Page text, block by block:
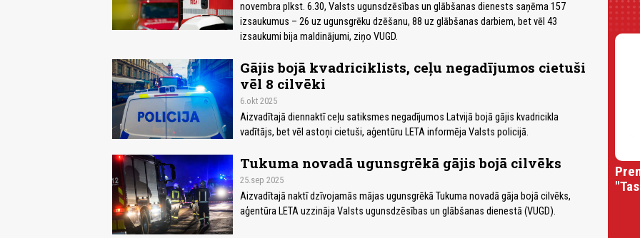
novembra plkst. 6.30, Valsts ugunsdzēsības un glābšanas dienests saņēma 157
izsaukumus – 26 uz ugunsgrēku dzēšanu, 88 uz glābšanas darbiem, bet vēl 43
izsaukumi bija maldinājumi, ziņo VUGD.
Gājis bojā kvadriciklists, ceļu negadījumos cietuši
vēl 8 cilvēki
6.okt 2025
Aizvadītajā diennaktī ceļu satiksmes negadījumos Latvijā bojā gājis kvadricikla
vadītājs, bet vēl astoņi cietuši, aģentūru LETA informēja Valsts policijā.
Tukuma novadā ugunsgrēkā gājis bojā cilvēks
25.sep 2025
Aizvadītajā naktī dzīvojamās mājas ugunsgrēkā Tukuma novadā gāja bojā cilvēks,
aģentūra LETA uzzināja Valsts ugunsdzēsības un glābšanas dienestā (VUGD).